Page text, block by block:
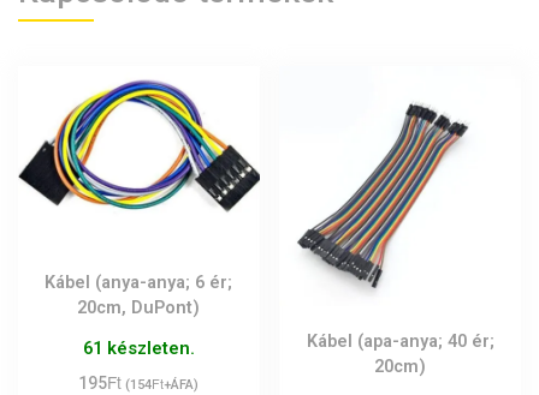
Kábel (anya-anya; 6 ér;
20cm, DuPont)
61 készleten.
195Ft (154Ft+ÁFA)
Kábel (apa-anya; 40 ér;
20cm)